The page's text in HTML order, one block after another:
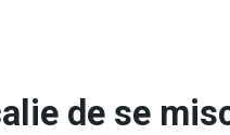
de se